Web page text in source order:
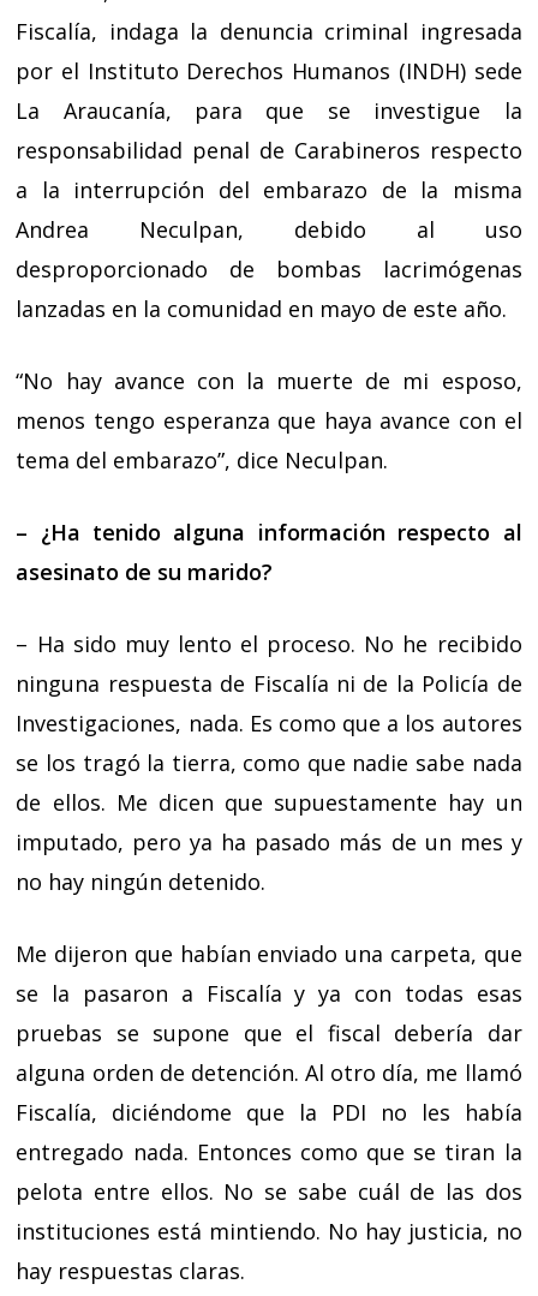
Fiscalía, indaga la denuncia criminal ingresada
por el Instituto Derechos Humanos (INDH) sede
La Araucanía, para que se investigue la
responsabilidad penal de Carabineros respecto
a la interrupción del embarazo de la misma
Andrea Neculpan, debido al uso
desproporcionado de bombas lacrimógenas
lanzadas en la comunidad en mayo de este año.
“No hay avance con la muerte de mi esposo,
menos tengo esperanza que haya avance con el
tema del embarazo”, dice Neculpan.
– ¿Ha tenido alguna información respecto al
asesinato de su marido?
– Ha sido muy lento el proceso. No he recibido
ninguna respuesta de Fiscalía ni de la Policía de
Investigaciones, nada. Es como que a los autores
se los tragó la tierra, como que nadie sabe nada
de ellos. Me dicen que supuestamente hay un
imputado, pero ya ha pasado más de un mes y
no hay ningún detenido.
Me dijeron que habían enviado una carpeta, que
se la pasaron a Fiscalía y ya con todas esas
pruebas se supone que el fiscal debería dar
alguna orden de detención. Al otro día, me llamó
Fiscalía, diciéndome que la PDI no les había
entregado nada. Entonces como que se tiran la
pelota entre ellos. No se sabe cuál de las dos
instituciones está mintiendo. No hay justicia, no
hay respuestas claras.